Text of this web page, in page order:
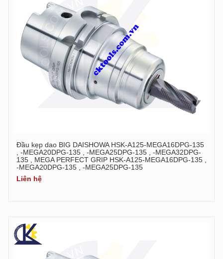
Đầu kẹp dao BIG DAISHOWA HSK-A125-MEGA16DPG-135
, -MEGA20DPG-135 , -MEGA25DPG-135 , -MEGA32DPG-
135 , MEGA PERFECT GRIP HSK-A125-MEGA16DPG-135 ,
-MEGA20DPG-135 , -MEGA25DPG-135
Liên hệ